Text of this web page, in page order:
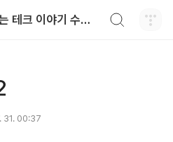
재미있게 즐기는 테크 이야기 수다테크 - SoodaTech
31. 00:37